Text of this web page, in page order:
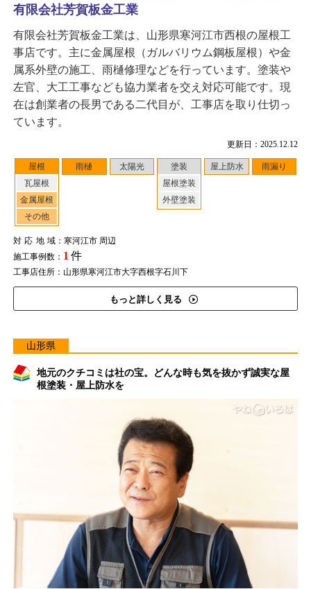
更新日：2025.12.12
屋根
瓦屋根
金属屋根
その他
雨樋 太陽光
塗装
屋根塗装
外壁塗装
屋上防水 雨漏り
対応地域：寒河江市 周辺
施工事例数： 1 件
工事店住所：山形県寒河江市大字西根字石川下
もっと詳しく見る
有限会社芳賀板金工業
有限会社芳賀板金工業は、山形県寒河江市西根の屋根工
事店です。主に金属屋根（ガルバリウム鋼板屋根）や金
属系外壁の施工、雨樋修理などを行っています。塗装や
左官、大工工事なども協力業者を交え対応可能です。現
在は創業者の長男である二代目が、工事店を取り仕切っ
ています。
山形県
地元のクチコミは社の宝。どんな時も気を抜かず誠実な屋
根塗装・屋上防水を